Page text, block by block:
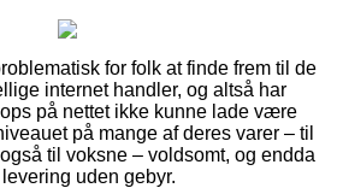
for folk at finde frem til de
internet handler, og altså har
på nettet ikke kunne lade være
på mange af deres varer – til
til voksne – voldsomt, og endda
uden gebyr.